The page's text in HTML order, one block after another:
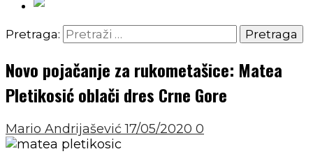
Pretraga:
Novo pojačanje za rukometašice: Matea
Pletikosić oblači dres Crne Gore
Mario Andrijašević17/05/2020 0